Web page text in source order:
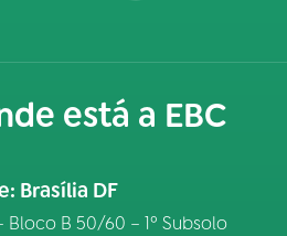
está a EBC
Brasília DF
Bloco B 50/60 – 1º Subsolo